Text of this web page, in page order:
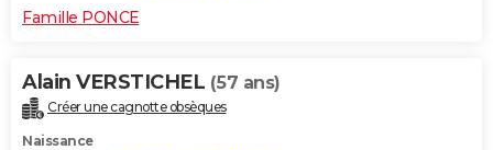
Famille PONCE
Alain VERSTICHEL (57 ans)
Créer une cagnotte obsèques
Naissance